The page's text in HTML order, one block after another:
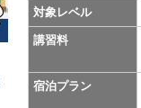
対象レベル
講習料
宿泊プラン